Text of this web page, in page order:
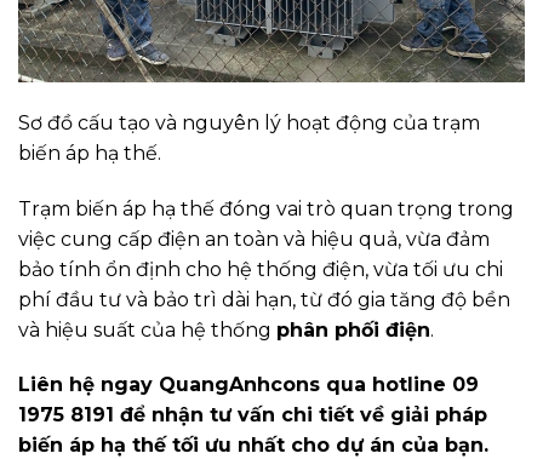
Sơ đồ cấu tạo và nguyên lý hoạt động của trạm
biến áp hạ thế.
Trạm biến áp hạ thế đóng vai trò quan trọng trong
việc cung cấp điện an toàn và hiệu quả, vừa đảm
bảo tính ổn định cho hệ thống điện, vừa tối ưu chi
phí đầu tư và bảo trì dài hạn, từ đó gia tăng độ bền
và hiệu suất của hệ thống phân phối điện.
Liên hệ ngay QuangAnhcons qua hotline 09
1975 8191 để nhận tư vấn chi tiết về giải pháp
biến áp hạ thế tối ưu nhất cho dự án của bạn.